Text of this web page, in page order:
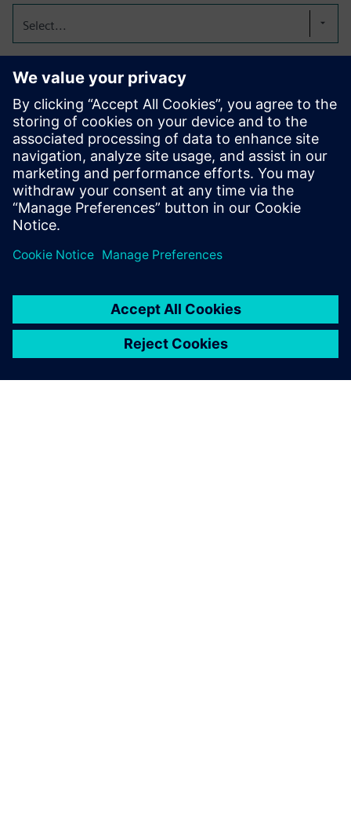
Select...
Безпечні операції
TagSense відстежує критичні пороги між ПЛК і DCS. Він
виявляє непередбачувані зміни параметрів, такі як
підвищені межі сигналізації тиску, допомагаючи
операторам запобігти збоям обладнання та
забезпечуючи безпечне та надійне виробництво.